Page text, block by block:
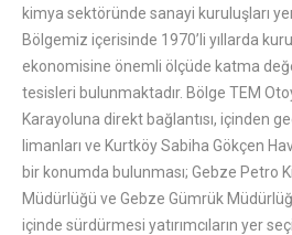
kimya sektöründe sanayi kuruluşları
Bölgemiz içerisinde 1970’li yıllarda
ekonomisine önemli ölçüde katma
tesisleri bulunmaktadır. Bölge TEM
Karayoluna direkt bağlantısı, içinden
limanları ve Kurtköy Sabiha Gökçen
bir konumda bulunması; Gebze Petro
Müdürlüğü ve Gebze Gümrük
içinde sürdürmesi yatırımcıların yer